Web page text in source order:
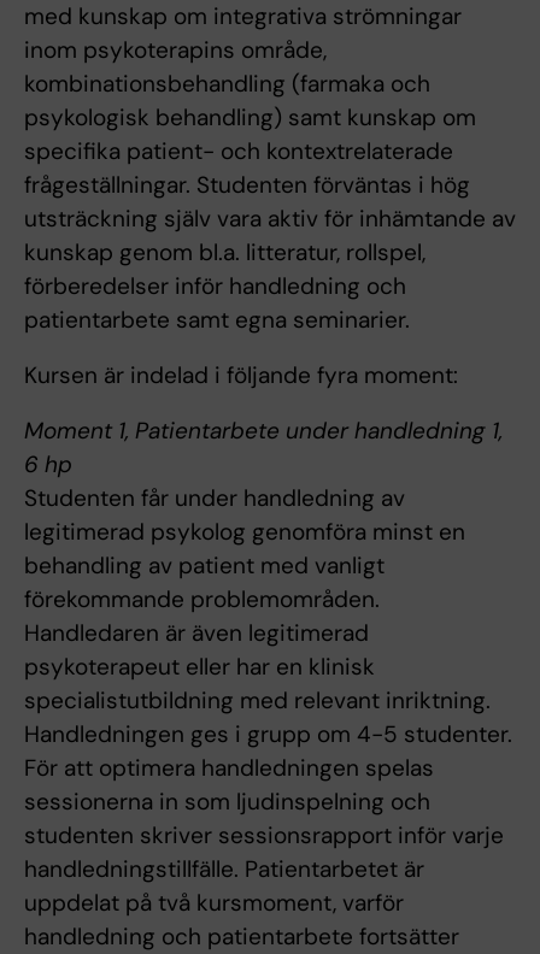
med kunskap om integrativa strömningar
inom psykoterapins område,
kombinationsbehandling (farmaka och
psykologisk behandling) samt kunskap om
specifika patient- och kontextrelaterade
frågeställningar. Studenten förväntas i hög
utsträckning själv vara aktiv för inhämtande av
kunskap genom bl.a. litteratur, rollspel,
förberedelser inför handledning och
patientarbete samt egna seminarier.
Kursen är indelad i följande fyra moment:
Moment 1, Patientarbete under handledning 1,
6 hp
Studenten får under handledning av
legitimerad psykolog genomföra minst en
behandling av patient med vanligt
förekommande problemområden.
Handledaren är även legitimerad
psykoterapeut eller har en klinisk
specialistutbildning med relevant inriktning.
Handledningen ges i grupp om 4-5 studenter.
För att optimera handledningen spelas
sessionerna in som ljudinspelning och
studenten skriver sessionsrapport inför varje
handledningstillfälle. Patientarbetet är
uppdelat på två kursmoment, varför
handledning och patientarbete fortsätter